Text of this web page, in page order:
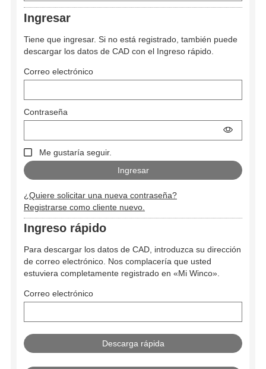
Ingresar
Tiene que ingresar. Si no está registrado, también puede
descargar los datos de CAD con el Ingreso rápido.
Correo electrónico
Contraseña
Me gustaría seguir.
¿Quiere solicitar una nueva contraseña?
Registrarse como cliente nuevo.
Ingreso rápido
Para descargar los datos de CAD, introduzca su dirección
de correo electrónico. Nos complacería que usted
estuviera completamente registrado en «Mi Winco».
Correo electrónico